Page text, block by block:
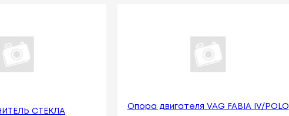
СТЕКЛА
Опора двигателя VAG FABIA IV/POLO